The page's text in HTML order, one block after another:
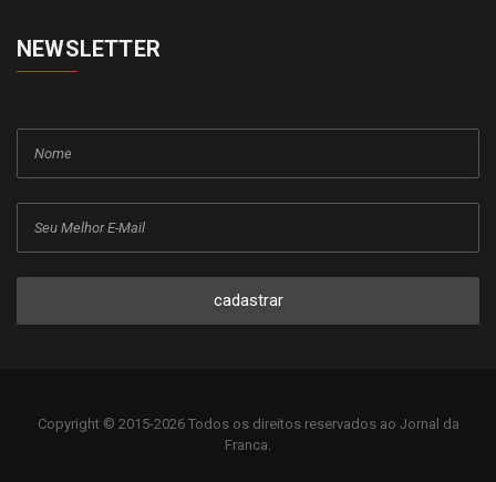
NEWSLETTER
cadastrar
Copyright © 2015-2026 Todos os direitos reservados ao Jornal da
Franca.